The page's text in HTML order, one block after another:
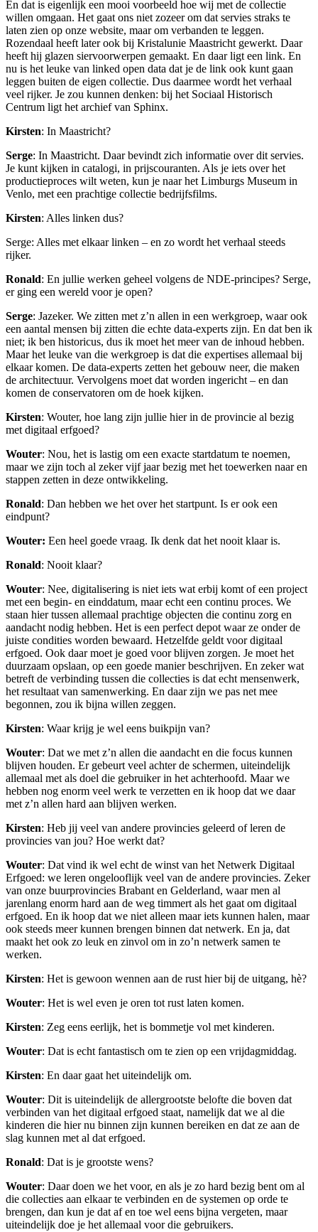
En dat is eigenlijk een mooi voorbeeld hoe wij met de collectie
willen omgaan. Het gaat ons niet zozeer om dat servies straks te
laten zien op onze website, maar om verbanden te leggen.
Rozendaal heeft later ook bij Kristalunie Maastricht gewerkt. Daar
heeft hij glazen siervoorwerpen gemaakt. En daar ligt een link. En
nu is het leuke van linked open data dat je de link ook kunt gaan
leggen buiten de eigen collectie. Dus daarmee wordt het verhaal
veel rijker. Je zou kunnen denken: bij het Sociaal Historisch
Centrum ligt het archief van Sphinx.
Kirsten: In Maastricht?
Serge: In Maastricht. Daar bevindt zich informatie over dit servies.
Je kunt kijken in catalogi, in prijscouranten. Als je iets over het
productieproces wilt weten, kun je naar het Limburgs Museum in
Venlo, met een prachtige collectie bedrijfsfilms.
Kirsten: Alles linken dus?
Serge: Alles met elkaar linken – en zo wordt het verhaal steeds
rijker.
Ronald: En jullie werken geheel volgens de NDE-principes? Serge,
er ging een wereld voor je open?
Serge: Jazeker. We zitten met z’n allen in een werkgroep, waar ook
een aantal mensen bij zitten die echte data-experts zijn. En dat ben ik
niet; ik ben historicus, dus ik moet het meer van de inhoud hebben.
Maar het leuke van die werkgroep is dat die expertises allemaal bij
elkaar komen. De data-experts zetten het gebouw neer, die maken
de architectuur. Vervolgens moet dat worden ingericht – en dan
komen de conservatoren om de hoek kijken.
Kirsten: Wouter, hoe lang zijn jullie hier in de provincie al bezig
met digitaal erfgoed?
Wouter: Nou, het is lastig om een exacte startdatum te noemen,
maar we zijn toch al zeker vijf jaar bezig met het toewerken naar en
stappen zetten in deze ontwikkeling.
Ronald: Dan hebben we het over het startpunt. Is er ook een
eindpunt?
Wouter: Een heel goede vraag. Ik denk dat het nooit klaar is.
Ronald: Nooit klaar?
Wouter: Nee, digitalisering is niet iets wat erbij komt of een project
met een begin- en einddatum, maar echt een continu proces. We
staan hier tussen allemaal prachtige objecten die continu zorg en
aandacht nodig hebben. Het is een perfect depot waar ze onder de
juiste condities worden bewaard. Hetzelfde geldt voor digitaal
erfgoed. Ook daar moet je goed voor blijven zorgen. Je moet het
duurzaam opslaan, op een goede manier beschrijven. En zeker wat
betreft de verbinding tussen die collecties is dat echt mensenwerk,
het resultaat van samenwerking. En daar zijn we pas net mee
begonnen, zou ik bijna willen zeggen.
Kirsten: Waar krijg je wel eens buikpijn van?
Wouter: Dat we met z’n allen die aandacht en die focus kunnen
blijven houden. Er gebeurt veel achter de schermen, uiteindelijk
allemaal met als doel die gebruiker in het achterhoofd. Maar we
hebben nog enorm veel werk te verzetten en ik hoop dat we daar
met z’n allen hard aan blijven werken.
Kirsten: Heb jij veel van andere provincies geleerd of leren de
provincies van jou? Hoe werkt dat?
Wouter: Dat vind ik wel echt de winst van het Netwerk Digitaal
Erfgoed: we leren ongelooflijk veel van de andere provincies. Zeker
van onze buurprovincies Brabant en Gelderland, waar men al
jarenlang enorm hard aan de weg timmert als het gaat om digitaal
erfgoed. En ik hoop dat we niet alleen maar iets kunnen halen, maar
ook steeds meer kunnen brengen binnen dat netwerk. En ja, dat
maakt het ook zo leuk en zinvol om in zo’n netwerk samen te
werken.
Kirsten: Het is gewoon wennen aan de rust hier bij de uitgang, hè?
Wouter: Het is wel even je oren tot rust laten komen.
Kirsten: Zeg eens eerlijk, het is bommetje vol met kinderen.
Wouter: Dat is echt fantastisch om te zien op een vrijdagmiddag.
Kirsten: En daar gaat het uiteindelijk om.
Wouter: Dit is uiteindelijk de allergrootste belofte die boven dat
verbinden van het digitaal erfgoed staat, namelijk dat we al die
kinderen die hier nu binnen zijn kunnen bereiken en dat ze aan de
slag kunnen met al dat erfgoed.
Ronald: Dat is je grootste wens?
Wouter: Daar doen we het voor, en als je zo hard bezig bent om al
die collecties aan elkaar te verbinden en de systemen op orde te
brengen, dan kun je dat af en toe wel eens bijna vergeten, maar
uiteindelijk doe je het allemaal voor die gebruikers.